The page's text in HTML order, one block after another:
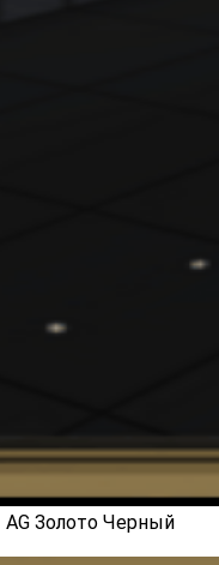
Золото Черный